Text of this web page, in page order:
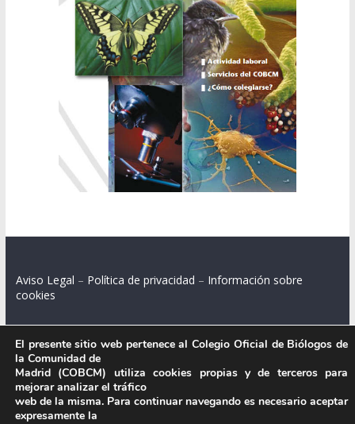
Aviso Legal – Política de privacidad – Información sobre
cookies
Colegio Oficial de Biólogos de la Comunidad de Madrid.
C/ Santa Engracia 108, 2º int.izq. 28003 Madrid.
El presente sitio web pertenece al Colegio Oficial de Biólogos de
la Comunidad de
Madrid (COBCM) utiliza cookies propias y de terceros para
mejorar analizar el tráfico
web de la misma. Para continuar navegando es necesario aceptar
expresamente la